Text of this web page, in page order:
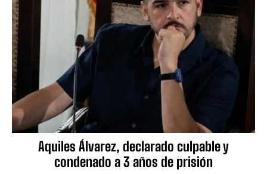
Aquiles Álvarez, declarado culpable y
condenado a 3 años de prisión